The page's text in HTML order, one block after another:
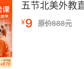
程。
为还可以从培训
英语培训机构应
，以方便及时有
五节北美外教
¥9 原价888元